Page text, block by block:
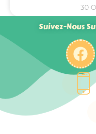
30
Suivez-Nous